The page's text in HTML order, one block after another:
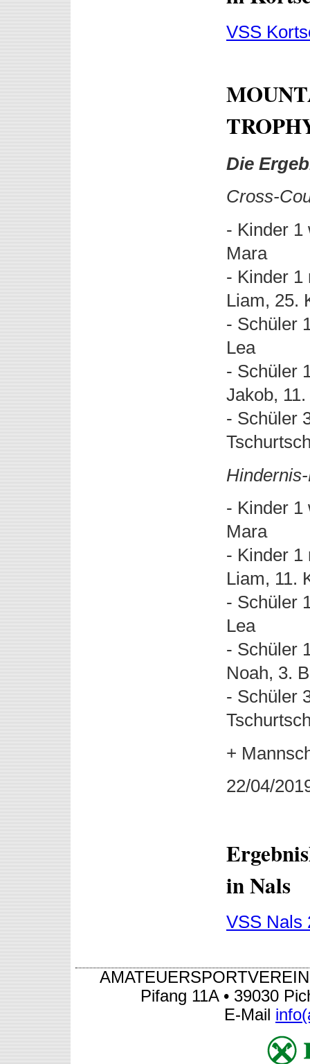
VSS
Die
Cross-
- Kinder 1
Mara
- Kinder 1
Liam, 25.
- Schüler
Lea
- Schüler
Jakob,
- Schüler
- Kinder 1
Mara
- Kinder 1
Liam, 11.
- Schüler
Lea
- Schüler
Noah, 3.
- Schüler
+
22/04/
in Nals
VSS Nals
Pifang 11A • 39030
E-Mail